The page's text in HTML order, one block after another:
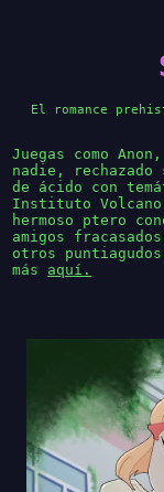
El romance
Juegas como
nadie,
de ácido con
Instituto
hermoso ptero
amigos
otros
más aquí.